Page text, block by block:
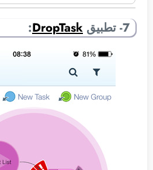
7- تطبيق DropTask
: